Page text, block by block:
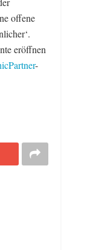
offene
eröffnen
-